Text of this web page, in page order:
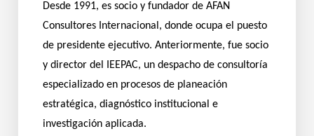
Desde 1991, es socio y fundador de AFAN
Consultores Internacional, donde ocupa el puesto
de presidente ejecutivo. Anteriormente, fue socio
y director del IEEPAC, un despacho de consultoría
especializado en procesos de planeación
estratégica, diagnóstico institucional e
investigación aplicada.